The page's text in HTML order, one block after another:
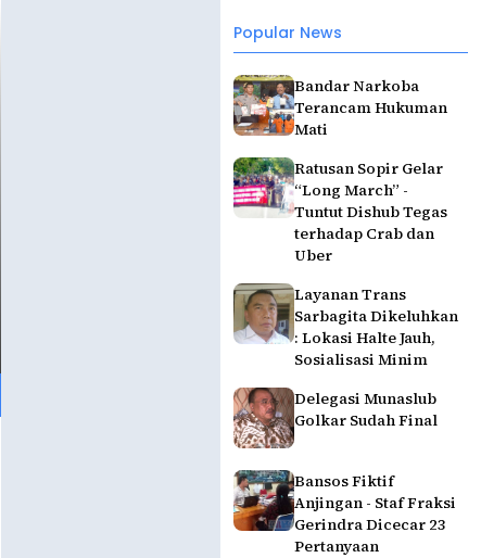
Popular News
Bandar Narkoba
Terancam Hukuman
Mati
Ratusan Sopir Gelar
“Long March” -
Tuntut Dishub Tegas
terhadap Crab dan
Uber
Layanan Trans
Sarbagita Dikeluhkan
: Lokasi Halte Jauh,
Sosialisasi Minim
Delegasi Munaslub
Golkar Sudah Final
Bansos Fiktif
Anjingan - Staf Fraksi
Gerindra Dicecar 23
Pertanyaan